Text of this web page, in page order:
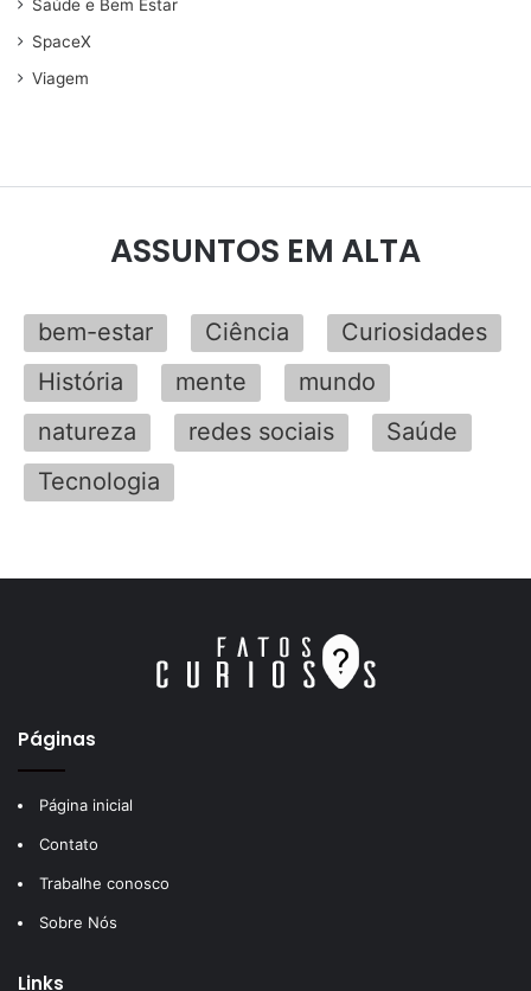
Saúde e Bem Estar
SpaceX
Viagem
ASSUNTOS EM ALTA
bem-estar Ciência
Curiosidades
História
mente
mundo
natureza
redes sociais
Saúde
Tecnologia
Páginas
Página inicial
Contato
Trabalhe conosco
Sobre Nós
Links